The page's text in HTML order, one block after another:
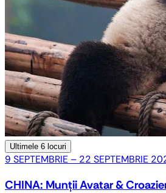
Ultimele 6 locuri
9 SEPTEMBRIE – 22 SEPTEMBRIE
CHINA: Munții Avatar &